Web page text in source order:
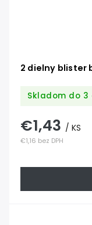
2 dielny blister
Skladom do 3
€1,16 bez DPH
€1,43 / KS